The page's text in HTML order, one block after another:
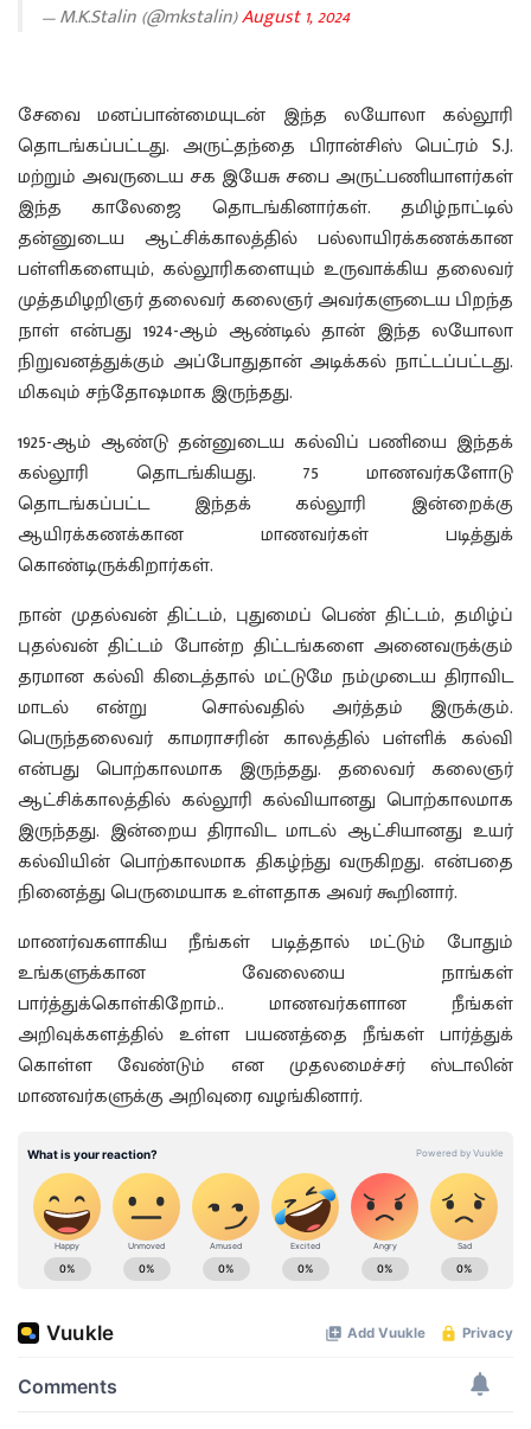
— M.K.Stalin (@mkstalin)August 1, 2024
சேவை மனப்பான்மையுடன் இந்த லயோலா கல்லூரி
தொடங்கப்பட்டது. அருட்தந்தை பிரான்சிஸ் பெட்ரம் S.J.
மற்றும் அவருடைய சக இயேசு சபை அருட்பணியாளர்கள்
இந்த காலேஜை தொடங்கினார்கள். தமிழ்நாட்டில்
தன்னுடைய ஆட்சிக்காலத்தில் பல்லாயிரக்கணக்கான
பள்ளிகளையும், கல்லூரிகளையும் உருவாக்கிய தலைவர்
முத்தமிழறிஞர் தலைவர் கலைஞர் அவர்களுடைய பிறந்த
நாள் என்பது 1924-ஆம் ஆண்டில் தான் இந்த லயோலா
நிறுவனத்துக்கும் அப்போதுதான் அடிக்கல் நாட்டப்பட்டது.
மிகவும் சந்தோஷமாக இருந்தது.
1925-ஆம் ஆண்டு தன்னுடைய கல்விப் பணியை இந்தக்
கல்லூரி தொடங்கியது. 75 மாணவர்களோடு
தொடங்கப்பட்ட இந்தக் கல்லூரி இன்றைக்கு
ஆயிரக்கணக்கான மாணவர்கள் படித்துக்
கொண்டிருக்கிறார்கள்.
நான் முதல்வன் திட்டம், புதுமைப் பெண் திட்டம், தமிழ்ப்
புதல்வன் திட்டம் போன்ற திட்டங்களை அனைவருக்கும்
தரமான கல்வி கிடைத்தால் மட்டுமே நம்முடைய திராவிட
மாடல் என்று சொல்வதில் அர்த்தம் இருக்கும்.
பெருந்தலைவர் காமராசரின் காலத்தில் பள்ளிக் கல்வி
என்பது பொற்காலமாக இருந்தது. தலைவர் கலைஞர்
ஆட்சிக்காலத்தில் கல்லூரி கல்வியானது பொற்காலமாக
இருந்தது. இன்றைய திராவிட மாடல் ஆட்சியானது உயர்
கல்வியின் பொற்காலமாக திகழ்ந்து வருகிறது. என்பதை
நினைத்து பெருமையாக உள்ளதாக அவர் கூறினார்.
மாணர்வகளாகிய நீங்கள் படித்தால் மட்டும் போதும்
உங்களுக்கான வேலையை நாங்கள்
பார்த்துக்கொள்கிறோம்.. மாணவர்களான நீங்கள்
அறிவுக்களத்தில் உள்ள பயணத்தை நீங்கள் பார்த்துக்
கொள்ள வேண்டும் என முதலமைச்சர் ஸ்டாலின்
மாணவர்களுக்கு அறிவுரை வழங்கினார்.